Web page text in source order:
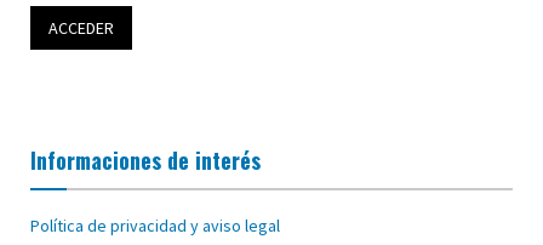
Informaciones de interés
Política de privacidad y aviso legal